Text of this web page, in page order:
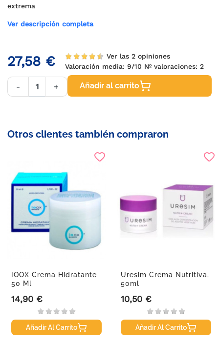
extrema
Ver descripción completa
27,58 €
Ver las 2 opiniones
Valoración media: 9/10 Nº valoraciones: 2
- + Añadir al carrito
Otros clientes también compraron
IOOX Crema Hidratante
50 Ml
Precio
14,90 €
Añadir Al Carrito
Uresim Crema Nutritiva,
50ml
Precio
10,50 €
Añadir Al Carrito